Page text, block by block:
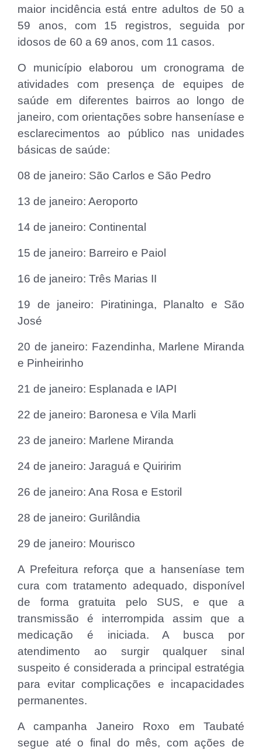
maior incidência está entre adultos de 50 a
59 anos, com 15 registros, seguida por
idosos de 60 a 69 anos, com 11 casos.
O município elaborou um cronograma de
atividades com presença de equipes de
saúde em diferentes bairros ao longo de
janeiro, com orientações sobre hanseníase e
esclarecimentos ao público nas unidades
básicas de saúde:
08 de janeiro: São Carlos e São Pedro
13 de janeiro: Aeroporto
14 de janeiro: Continental
15 de janeiro: Barreiro e Paiol
16 de janeiro: Três Marias II
19 de janeiro: Piratininga, Planalto e São
José
20 de janeiro: Fazendinha, Marlene Miranda
e Pinheirinho
21 de janeiro: Esplanada e IAPI
22 de janeiro: Baronesa e Vila Marli
23 de janeiro: Marlene Miranda
24 de janeiro: Jaraguá e Quiririm
26 de janeiro: Ana Rosa e Estoril
28 de janeiro: Gurilândia
29 de janeiro: Mourisco
A Prefeitura reforça que a hanseníase tem
cura com tratamento adequado, disponível
de forma gratuita pelo SUS, e que a
transmissão é interrompida assim que a
medicação é iniciada. A busca por
atendimento ao surgir qualquer sinal
suspeito é considerada a principal estratégia
para evitar complicações e incapacidades
permanentes.
A campanha Janeiro Roxo em Taubaté
segue até o final do mês, com ações de